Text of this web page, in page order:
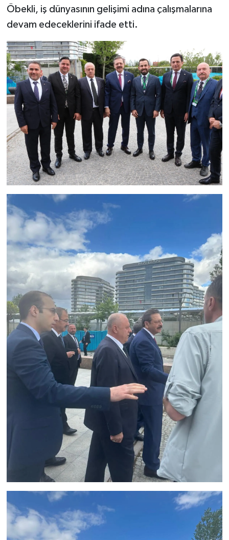
Öbekli, iş dünyasının gelişimi adına çalışmalarına
devam edeceklerini ifade etti.